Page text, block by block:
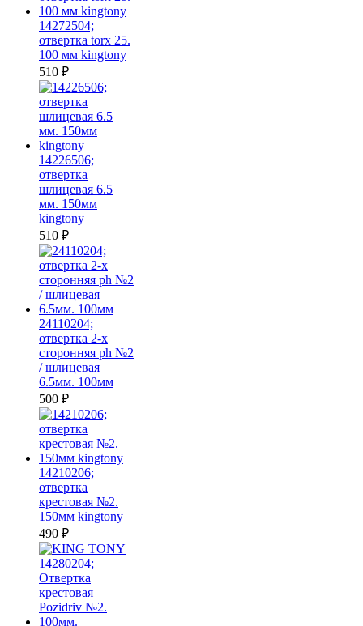
14272504;
отвертка torx 25.
100 мм kingtony
510 ₽
14226506;
отвертка
шлицевая 6.5
мм. 150мм
kingtony
510 ₽
24110204;
отвертка 2-х
сторонняя ph №2
/ шлицевая
6.5мм. 100мм
500 ₽
14210206;
отвертка
крестовая №2.
150мм kingtony
490 ₽